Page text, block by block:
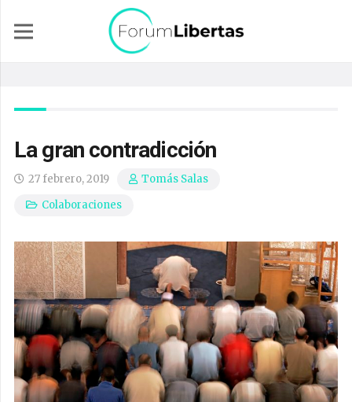
La gran contradicción
27 febrero, 2019
Tomás Salas
Colaboraciones